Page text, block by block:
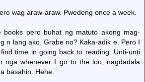
wag araw-araw. Pwedeng once a week.
books pero buhat ng matuto akong mag-
n lang ako. Grabe no? Kaka-adik e. Pero I
time in going back to reading. Unti-unti
nga whenever I go to the loo, nagdadala
basahin. Hehe.